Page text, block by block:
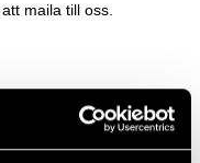
maila till oss.